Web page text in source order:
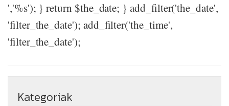
','%s'); } return $the_date; } add_filter('the_date',
'filter_the_date'); add_filter('the_time',
'filter_the_date');
Kategoriak